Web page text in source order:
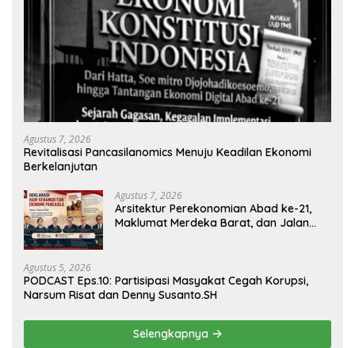
Agustus 7, 2026
Revitalisasi Pancasilanomics Menuju Keadilan Ekonomi
Berkelanjutan
Agustus 7, 2026
Arsitektur Perekonomian Abad ke-21,
Maklumat Merdeka Barat, dan Jalan
Agustus 5, 2026
PODCAST Eps.10: Partisipasi Masyakat Cegah Korupsi,
Narsum Risat dan Denny Susanto.SH
Selengkapnya